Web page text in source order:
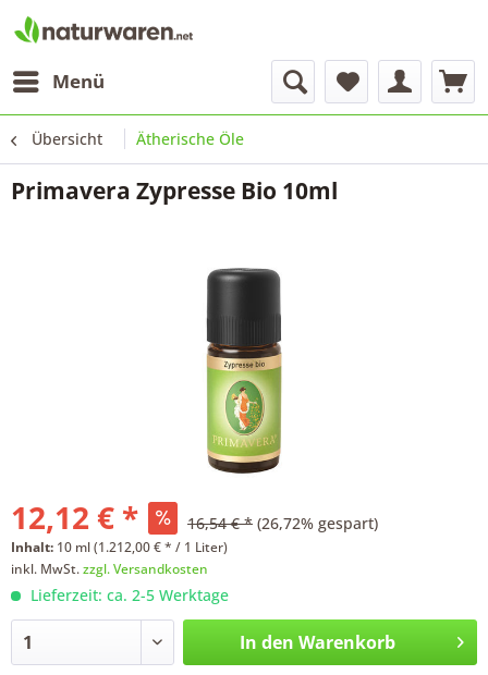
Menü
Übersicht Ätherische Öle
Primavera Zypresse Bio 10ml
12,12 € * 16,54 € * (26,72% gespart)
Inhalt: 10 ml (1.212,00 € * / 1 Liter)
inkl. MwSt.zzgl. Versandkosten
Lieferzeit: ca. 2-5 Werktage
In den Warenkorb